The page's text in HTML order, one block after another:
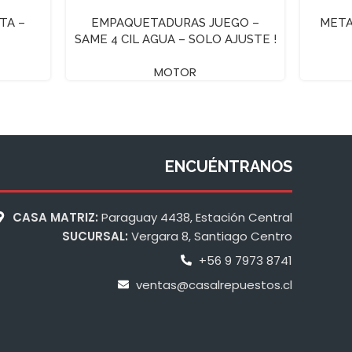
–
EMPAQUETADURAS JUEGO –
SAME 4 CIL AGUA – SOLO AJUSTE !
MOTOR
ENCUÉNTRANOS
CASA MATRIZ: Paraguay 4438, Estación Central
SUCURSAL: Vergara 8, Santiago Centro
+56 9 7973 8741
ventas@casalrepuestos.cl